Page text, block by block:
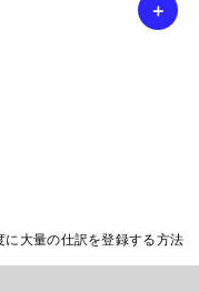
に大量の仕訳を登録する方法